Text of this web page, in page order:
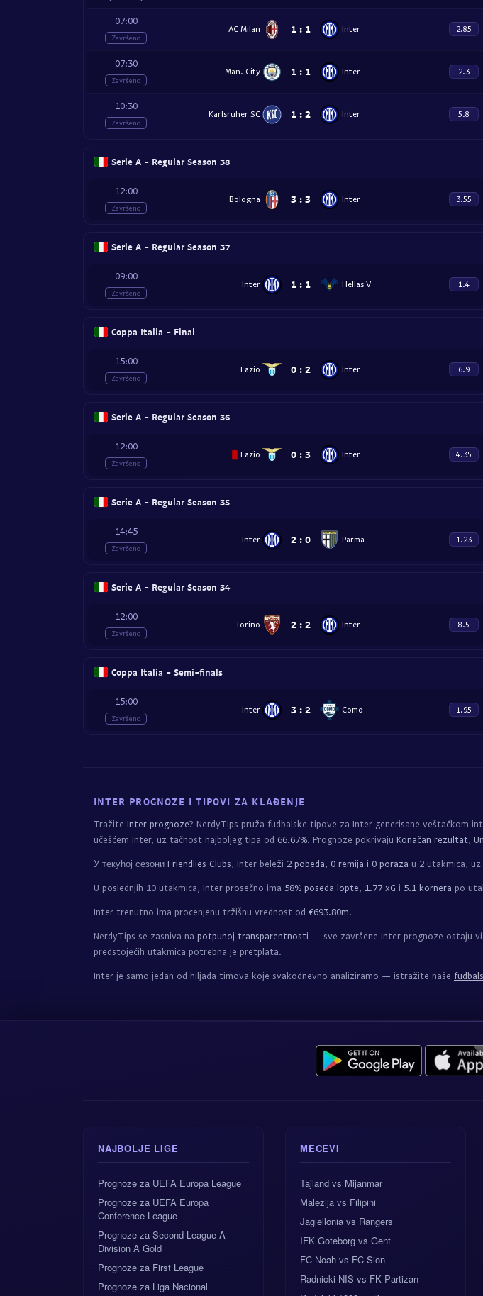
07:00
Završeno
AC Milan 1 : 1 Inter 2.85
07:30
Završeno
Man. City 1 : 1 Inter 2.3
10:30
Završeno
Karlsruher SC 1 : 2 Inter 5.8
Serie A - Regular Season 38
12:00
Završeno
Bologna 3 : 3 Inter 3.55
Serie A - Regular Season 37
09:00
Završeno
Inter 1 : 1 Hellas V 1.4
Coppa Italia - Final
15:00
Završeno
Lazio 0 : 2 Inter 6.9
Serie A - Regular Season 36
12:00
Završeno
Lazio 0 : 3 Inter 4.35
Serie A - Regular Season 35
14:45
Završeno
Inter 2 : 0 Parma 1.23
Serie A - Regular Season 34
12:00
Završeno
Torino 2 : 2 Inter 8.5
Coppa Italia - Semi-finals
15:00
Završeno
Inter 3 : 2 Como 1.95
INTER PROGNOZE I TIPOVI ZA KLAĐENJE
Tražite Inter prognoze? NerdyTips pruža fudbalske tipove za Inter generisane veštačkom
učešćem Inter, uz tačnost najboljeg tipa od 66.67%. Prognoze pokrivaju Konačan rezultat,
У текућој сезони Friendlies Clubs, Inter beleži 2 pobeda, 0 remija i 0 poraza u 2 utakmica, uz
U poslednjih 10 utakmica, Inter prosečno ima 58% poseda lopte, 1.77 xG i 5.1 kornera po
Inter trenutno ima procenjenu tržišnu vrednost od €693.80m.
NerdyTips se zasniva na potpunoj transparentnosti — sve završene Inter prognoze ostaju
predstojećih utakmica potrebna je pretplata.
Inter je samo jedan od hiljada timova koje svakodnevno analiziramo — istražite naše
NAJBOLJE LIGE
Prognoze za UEFA Europa League
Prognoze za UEFA Europa
Conference League
Prognoze za Second League A -
Division A Gold
Prognoze za First League
Prognoze za Liga Nacional
MEČEVI
Tajland vs Mijanmar
Malezija vs Filipini
Jagiellonia vs Rangers
IFK Goteborg vs Gent
FC Noah vs FC Sion
Radnicki NIS vs FK Partizan